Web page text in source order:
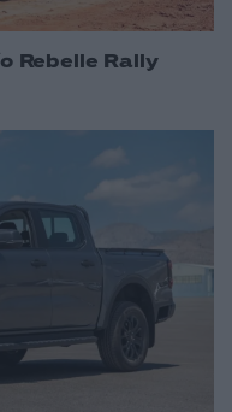
Rebelle Rally